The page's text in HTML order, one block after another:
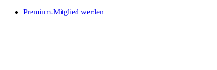
Premium-Mitglied werden